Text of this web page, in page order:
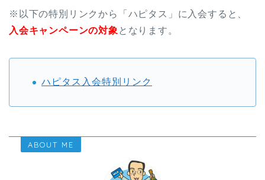
※以下の特別リンクから「ハピタス」に入会すると、
入会キャンペーンの対象 となります。
ハピタス入会特別リンク
ABOUT ME